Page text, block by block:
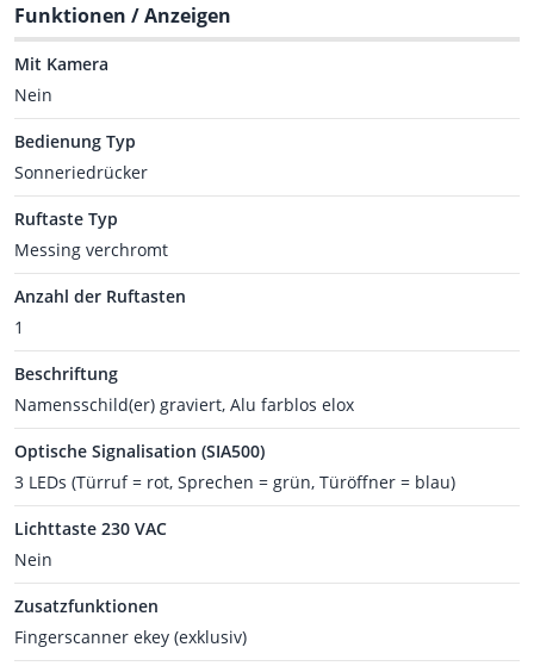
Funktionen / Anzeigen
Mit Kamera
Nein
Bedienung Typ
Sonneriedrücker
Ruftaste Typ
Messing verchromt
Anzahl der Ruftasten
1
Beschriftung
Namensschild(er) graviert, Alu farblos elox
Optische Signalisation (SIA500)
3 LEDs (Türruf = rot, Sprechen = grün, Türöffner = blau)
Lichttaste 230 VAC
Nein
Zusatzfunktionen
Fingerscanner ekey (exklusiv)